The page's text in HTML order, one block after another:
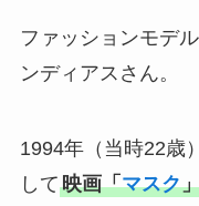
ファッションモデ
ンディアスさん。
1994年（当時22歳
して映画「マスク